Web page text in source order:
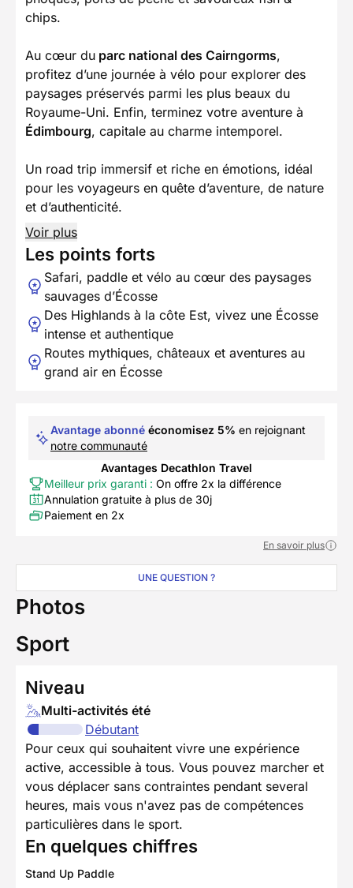
chips.
Au cœur du parc national des Cairngorms,
profitez d’une journée à vélo pour explorer des
paysages préservés parmi les plus beaux du
Royaume-Uni. Enfin, terminez votre aventure à
Édimbourg, capitale au charme intemporel.
Un road trip immersif et riche en émotions, idéal
pour les voyageurs en quête d’aventure, de nature
et d’authenticité.
Voir plus
Les points forts
Safari, paddle et vélo au cœur des paysages
sauvages d’Écosse
Des Highlands à la côte Est, vivez une Écosse
intense et authentique
Routes mythiques, châteaux et aventures au
grand air en Écosse
Avantage abonné économisez 5% en rejoignant
notre communauté
Avantages Decathlon Travel
Meilleur prix garanti : On offre 2x la différence
Annulation gratuite à plus de 30j
Paiement en 2x
En savoir plus
UNE QUESTION ?
Photos
Sport
Niveau
Multi-activités été
Débutant
Pour ceux qui souhaitent vivre une expérience
active, accessible à tous. Vous pouvez marcher et
vous déplacer sans contraintes pendant several
heures, mais vous n'avez pas de compétences
particulières dans le sport.
En quelques chiffres
Stand Up Paddle